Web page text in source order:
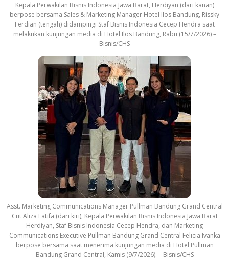
Kepala Perwakilan Bisnis Indonesia Jawa Barat, Herdiyan (dari kanan)
berpose bersama Sales & Marketing Manager Hotel Ilos Bandung, Rissky
Ferdian (tengah) didampingi Staf Bisnis Indonesia Cecep Hendra saat
melakukan kunjungan media di Hotel Ilos Bandung, Rabu (15/7/2026) –
Bisnis/CHS
Asst. Marketing Communications Manager Pullman Bandung Grand Central
Cut Aliza Latifa (dari kiri), Kepala Perwakilan Bisnis Indonesia Jawa Barat
Herdiyan, Staf Bisnis Indonesia Cecep Hendra, dan Marketing
Communications Executive Pullman Bandung Grand Central Felicia Ivanka
berpose bersama saat menerima kunjungan media di Hotel Pullman
Bandung Grand Central, Kamis (9/7/2026). – Bisnis/CHS